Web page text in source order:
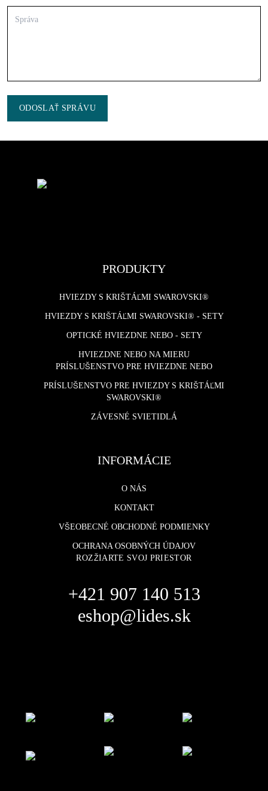
ODOSLAŤ SPRÁVU
PRODUKTY
HVIEZDY S KRIŠTÁĽMI SWAROVSKI®
HVIEZDY S KRIŠTÁĽMI SWAROVSKI® - SETY
OPTICKÉ HVIEZDNE NEBO - SETY
HVIEZDNE NEBO NA MIERU
PRÍSLUŠENSTVO PRE HVIEZDNE NEBO
PRÍSLUŠENSTVO PRE HVIEZDY S KRIŠTÁĽMI
SWAROVSKI®
ZÁVESNÉ SVIETIDLÁ
INFORMÁCIE
O NÁS
KONTAKT
VŠEOBECNÉ OBCHODNÉ PODMIENKY
OCHRANA OSOBNÝCH ÚDAJOV
ROZŽIARTE SVOJ PRIESTOR
+421 907 140 513
eshop@lides.sk